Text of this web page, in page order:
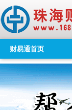
财易通首页